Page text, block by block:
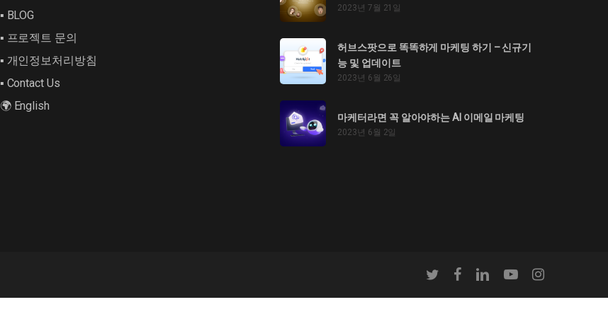
▪︎ BLOG
▪︎ 프로젝트 문의
▪︎ 개인정보처리방침
▪︎ Contact Us
🌍 English
2023년 7월 21일
허브스팟으로 똑똑하게 마케팅 하기 – 신규기
능 및 업데이트
2023년 6월 26일
마케터라면 꼭 알아야하는 AI 이메일 마케팅
2023년 6월 2일
twitter facebooklinkedinyoutubeinstagram